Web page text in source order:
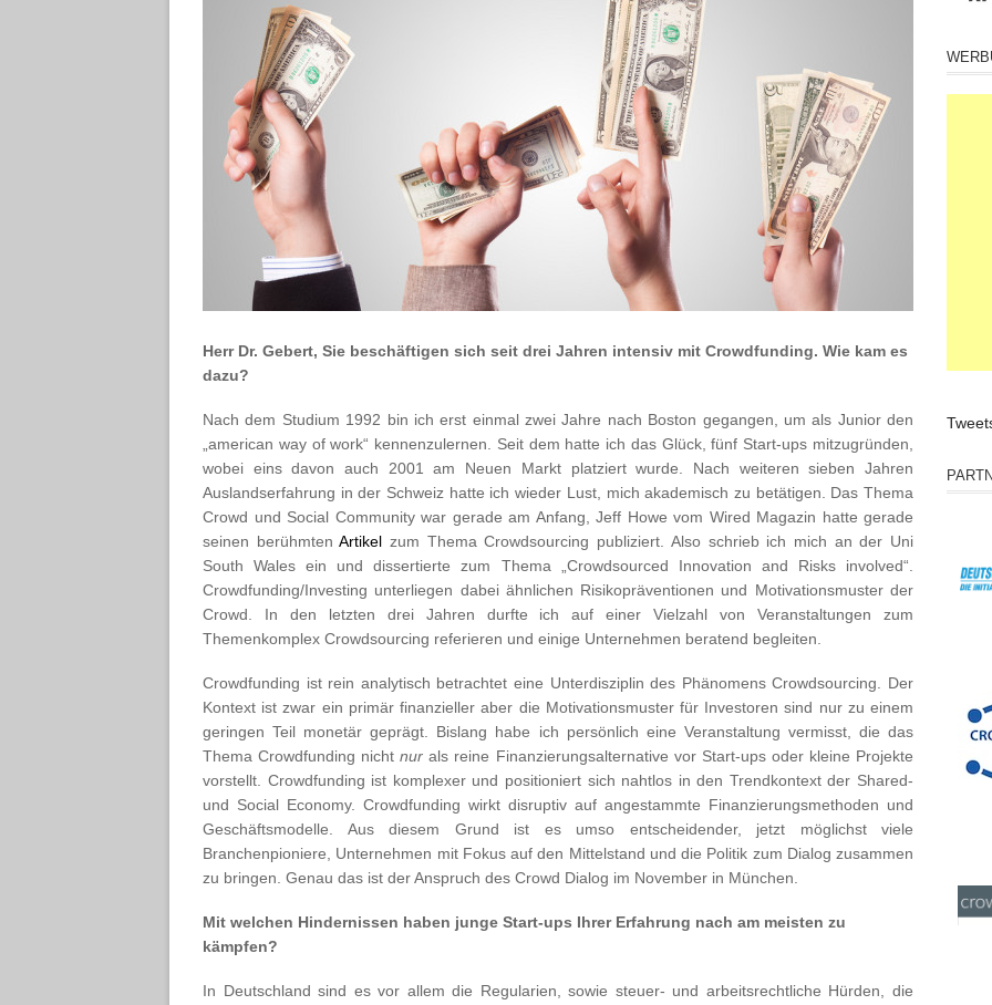
Herr Dr. Gebert, Sie beschäftigen sich seit drei Jahren intensiv mit Crowdfunding. Wie kam es
dazu?
Nach dem Studium 1992 bin ich erst einmal zwei Jahre nach Boston gegangen, um als Junior den
„american way of work“ kennenzulernen. Seit dem hatte ich das Glück, fünf Start-ups mitzugründen,
wobei eins davon auch 2001 am Neuen Markt platziert wurde. Nach weiteren sieben Jahren
Auslandserfahrung in der Schweiz hatte ich wieder Lust, mich akademisch zu betätigen. Das Thema
Crowd und Social Community war gerade am Anfang, Jeff Howe vom Wired Magazin hatte gerade
seinen berühmtenArtikel zum Thema Crowdsourcing publiziert. Also schrieb ich mich an der Uni
South Wales ein und dissertierte zum Thema „Crowdsourced Innovation and Risks involved“.
Crowdfunding/Investing unterliegen dabei ähnlichen Risikopräventionen und Motivationsmuster der
Crowd. In den letzten drei Jahren durfte ich auf einer Vielzahl von Veranstaltungen zum
Themenkomplex Crowdsourcing referieren und einige Unternehmen beratend begleiten.
Crowdfunding ist rein analytisch betrachtet eine Unterdisziplin des Phänomens Crowdsourcing. Der
Kontext ist zwar ein primär finanzieller aber die Motivationsmuster für Investoren sind nur zu einem
geringen Teil monetär geprägt. Bislang habe ich persönlich eine Veranstaltung vermisst, die das
Thema Crowdfunding nichtnur als reine Finanzierungsalternative vor Start-ups oder kleine Projekte
vorstellt. Crowdfunding ist komplexer und positioniert sich nahtlos in den Trendkontext der Shared-
und Social Economy. Crowdfunding wirkt disruptiv auf angestammte Finanzierungsmethoden und
Geschäftsmodelle. Aus diesem Grund ist es umso entscheidender, jetzt möglichst viele
Branchenpioniere, Unternehmen mit Fokus auf den Mittelstand und die Politik zum Dialog zusammen
zu bringen. Genau das ist der Anspruch des Crowd Dialog im November in München.
Mit welchen Hindernissen haben junge Start-ups Ihrer Erfahrung nach am meisten zu
kämpfen?
In Deutschland sind es vor allem die Regularien, sowie steuer- und arbeitsrechtliche Hürden, die